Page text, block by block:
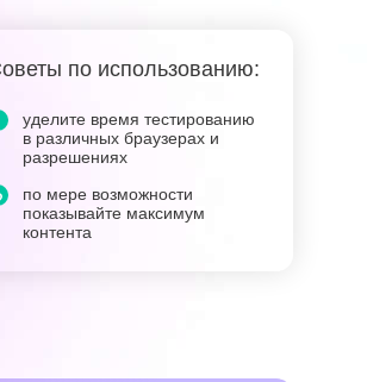
по использованию:
уделите время тестированию
в различных браузерах и
разрешениях
по мере возможности
показывайте максимум
контента